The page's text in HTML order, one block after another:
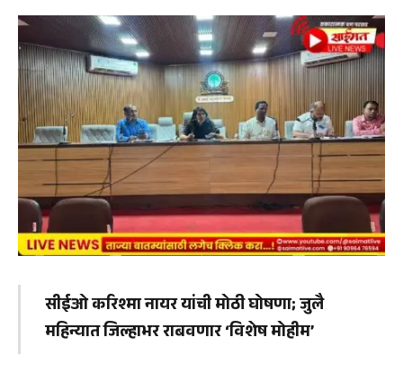
सीईओ करिश्मा नायर यांची मोठी घोषणा; जुलै
महिन्यात जिल्हाभर राबवणार ‘विशेष मोहीम’